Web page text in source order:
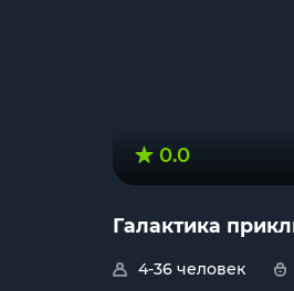
0.0
Галактика
4-36 человек